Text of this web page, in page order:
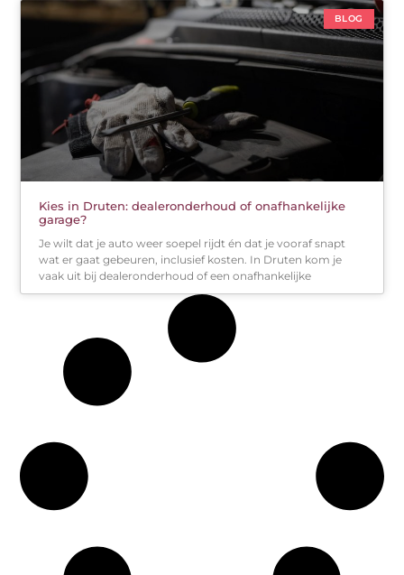
BLOG
Kies in Druten: dealeronderhoud of onafhankelijke
garage?
Je wilt dat je auto weer soepel rijdt én dat je vooraf snapt
wat er gaat gebeuren, inclusief kosten. In Druten kom je
vaak uit bij dealeronderhoud of een onafhankelijke